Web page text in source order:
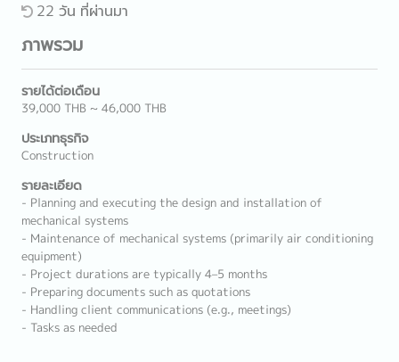
22 วัน ที่ผ่านมา
ภาพรวม
รายได้ต่อเดือน
39,000 THB ~ 46,000 THB
ประเภทธุรกิจ
Construction
รายละเอียด
- Planning and executing the design and installation of
mechanical systems
- Maintenance of mechanical systems (primarily air conditioning
equipment)
- Project durations are typically 4–5 months
- Preparing documents such as quotations
- Handling client communications (e.g., meetings)
- Tasks as needed